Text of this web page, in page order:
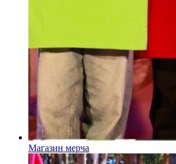
Магазин мерча